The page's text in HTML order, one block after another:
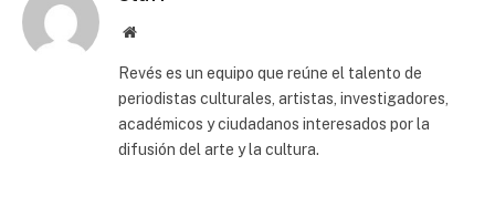
Website
Revés es un equipo que reúne el talento de
periodistas culturales, artistas, investigadores,
académicos y ciudadanos interesados por la
difusión del arte y la cultura.